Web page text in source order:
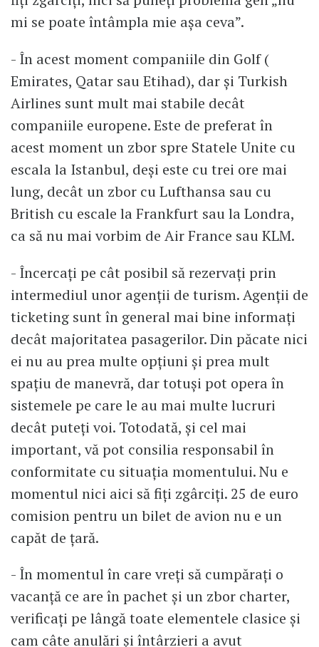
mi se poate întâmpla mie așa ceva”.
- În acest moment companiile din Golf (
Emirates, Qatar sau Etihad), dar și Turkish
Airlines sunt mult mai stabile decât
companiile europene. Este de preferat în
acest moment un zbor spre Statele Unite cu
escala la Istanbul, deși este cu trei ore mai
lung, decât un zbor cu Lufthansa sau cu
British cu escale la Frankfurt sau la Londra,
ca să nu mai vorbim de Air France sau KLM.
- Încercați pe cât posibil să rezervați prin
intermediul unor agenții de turism. Agenții de
ticketing sunt în general mai bine informați
decât majoritatea pasagerilor. Din păcate nici
ei nu au prea multe opțiuni și prea mult
spațiu de manevră, dar totuși pot opera în
sistemele pe care le au mai multe lucruri
decât puteți voi. Totodată, și cel mai
important, vă pot consilia responsabil în
conformitate cu situația momentului. Nu e
momentul nici aici să fiți zgârciți. 25 de euro
comision pentru un bilet de avion nu e un
capăt de țară.
- În momentul în care vreți să cumpărați o
vacanță ce are în pachet și un zbor charter,
verificați pe lângă toate elementele clasice și
cam câte anulări și întârzieri a avut